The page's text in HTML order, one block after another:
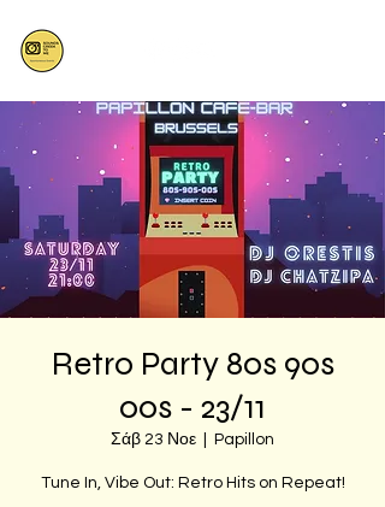
Retro Party 80s 90s
00s - 23/11
Σάβ 23 Νοε Papillon
Tune In, Vibe Out: Retro Hits on Repeat!